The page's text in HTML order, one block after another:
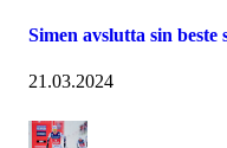
Simen avslutta sin beste
21.03.2024